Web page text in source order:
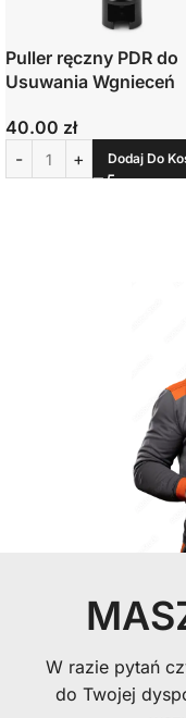
Puller ręczny PDR do
Usuwania Wgnieceń
40.00 zł
Dodaj Do
W razie pytań
do Twojej